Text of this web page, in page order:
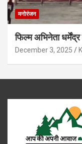
मनोरंजन
फिल्म अभिनेता धर्मेंद्र
December 3, 2025